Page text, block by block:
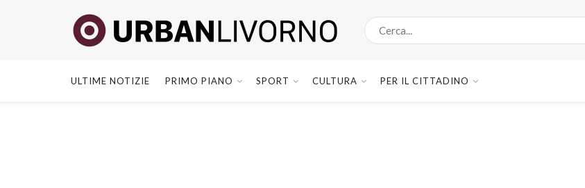
ULTIME NOTIZIE PRIMO PIANO SPORT CULTURA PER IL CITTADINO